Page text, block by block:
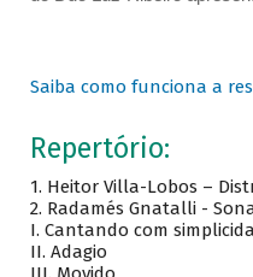
Saiba como funciona a
Repertório:
1. Heitor Villa-Lobos –
2. Radamés Gnatalli -
I. Cantando com
II. Adagio